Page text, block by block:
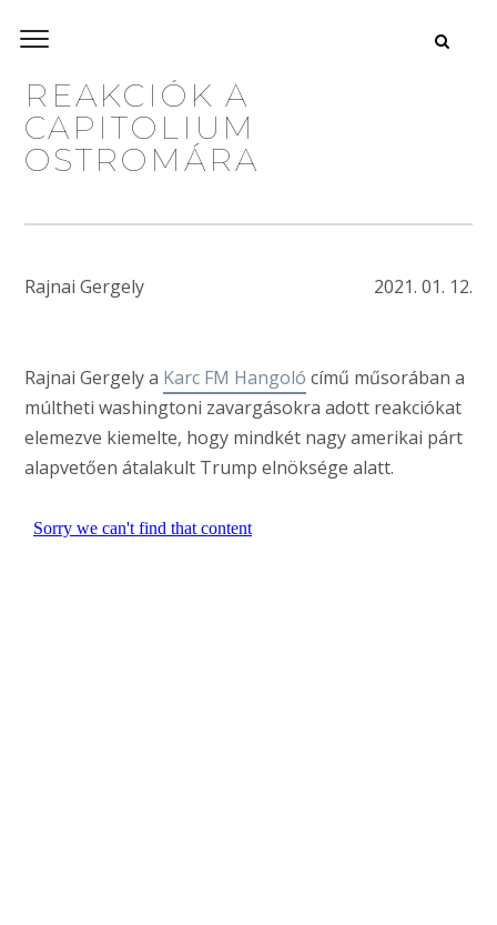
REAKCIÓK A
CAPITOLIUM
OSTROMÁRA
Rajnai Gergely 2021. 01. 12.
Rajnai Gergely a Karc FM Hangoló című műsorában a
múltheti washingtoni zavargásokra adott reakciókat
elemezve kiemelte, hogy mindkét nagy amerikai párt
alapvetően átalakult Trump elnöksége alatt.